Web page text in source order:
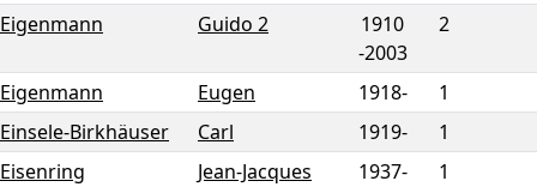
Eigenmann Guido 2
1910
-2003
2
Eigenmann Eugen 1918-
1
Einsele-Birkhäuser
Carl 1919-
1
Eisenring
Jean-Jacques 1937-
1